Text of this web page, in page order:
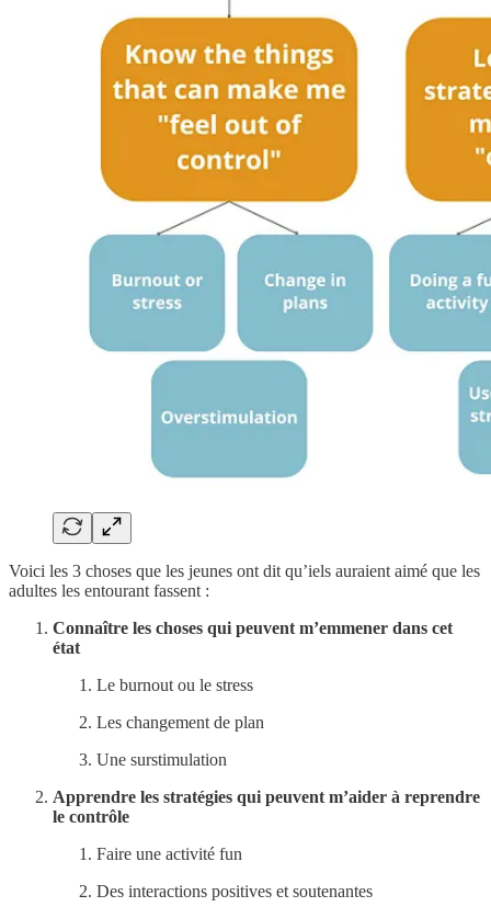
Voici les 3 choses que les jeunes ont dit qu’iels auraient aimé que les
adultes les entourant fassent :
Connaître les choses qui peuvent m’emmener dans cet
état
Le burnout ou le stress
Les changement de plan
Une surstimulation
Apprendre les stratégies qui peuvent m’aider à reprendre
le contrôle
Faire une activité fun
Des interactions positives et soutenantes